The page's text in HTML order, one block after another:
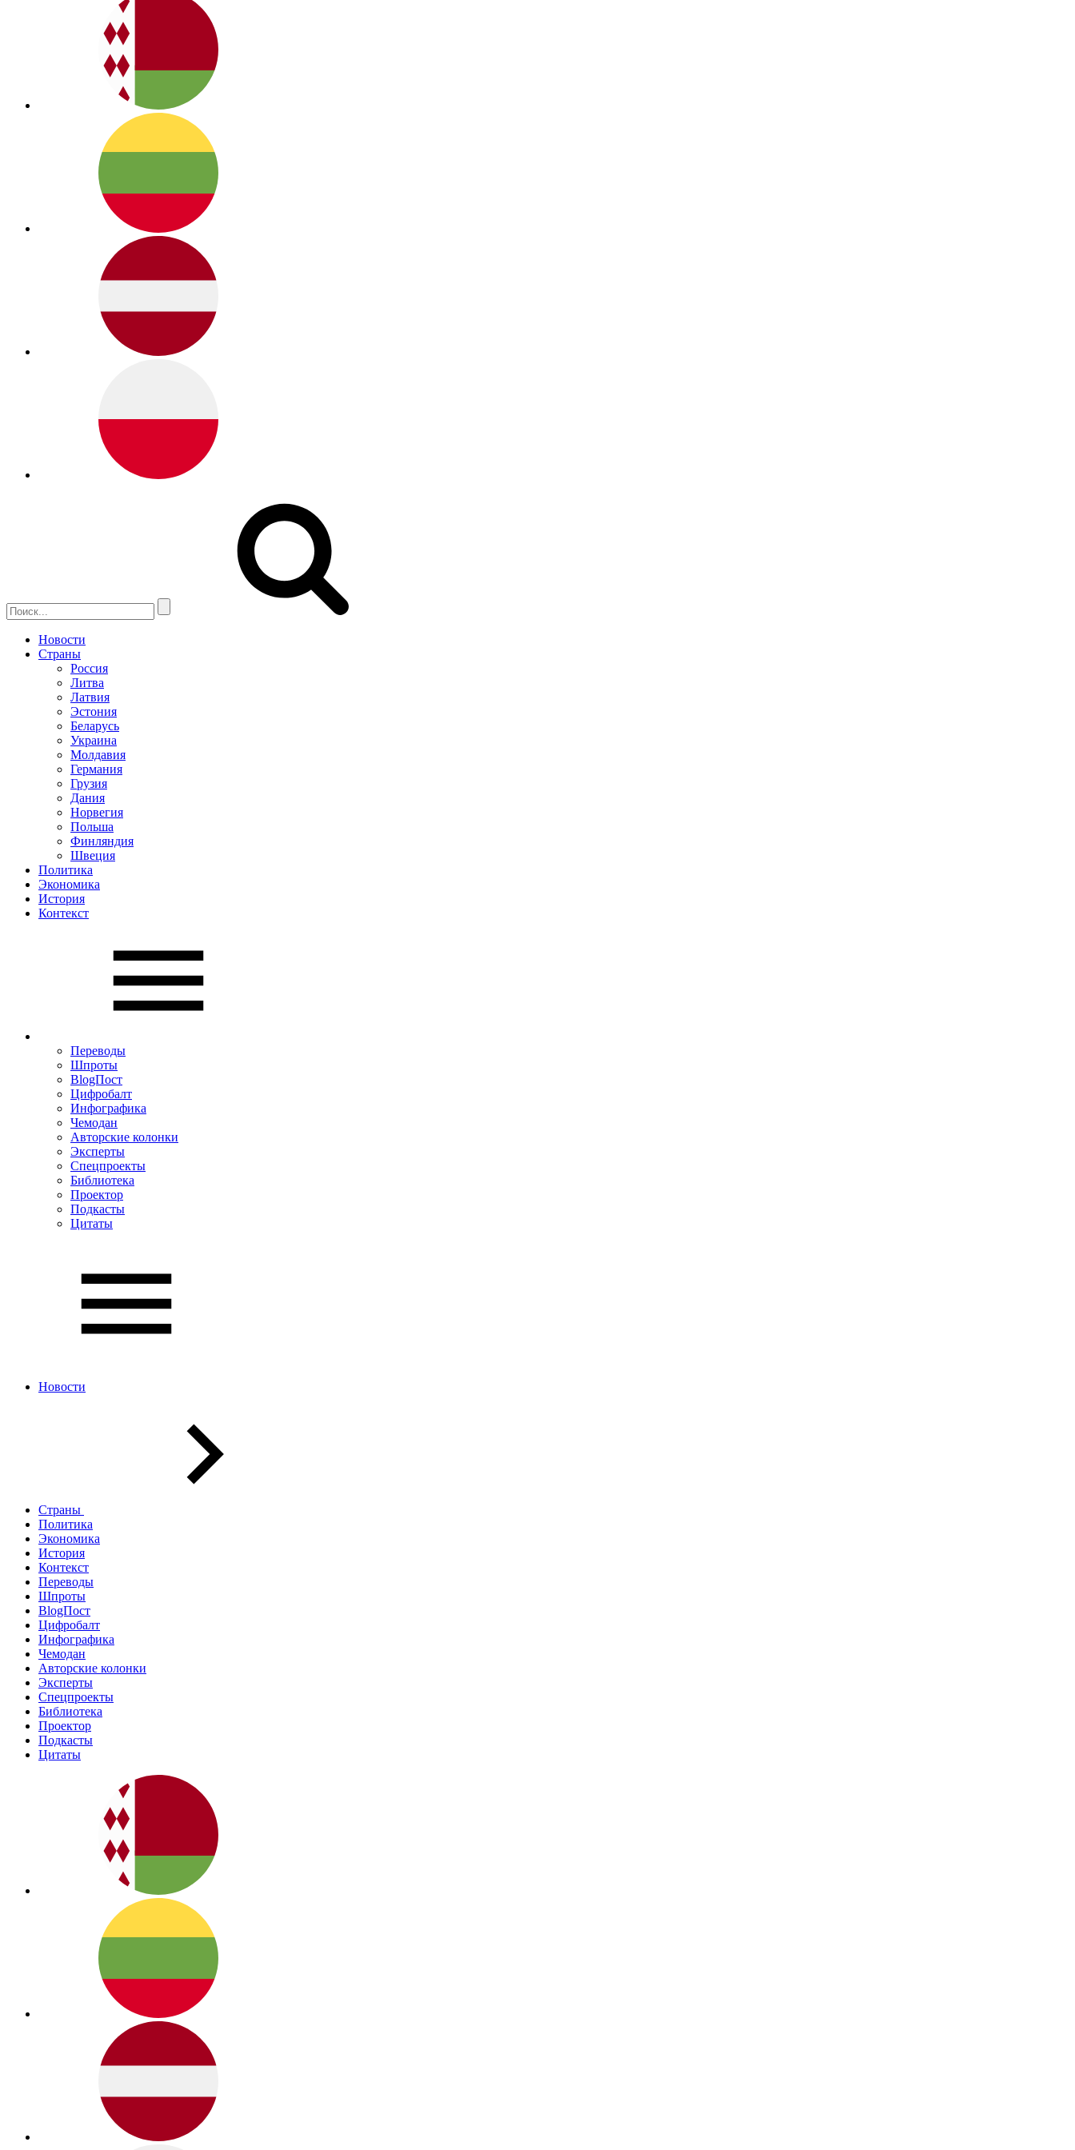
Новости
Страны
Россия
Литва
Латвия
Эстония
Беларусь
Украина
Молдавия
Германия
Грузия
Дания
Норвегия
Польша
Финляндия
Швеция
Политика
Экономика
История
Контекст
Переводы
Шпроты
BlogПост
Цифробалт
Инфографика
Чемодан
Авторские колонки
Эксперты
Спецпроекты
Библиотека
Проектор
Подкасты
Цитаты
Новости
Страны
Политика
Экономика
История
Контекст
Переводы
Шпроты
BlogПост
Цифробалт
Инфографика
Чемодан
Авторские колонки
Эксперты
Спецпроекты
Библиотека
Проектор
Подкасты
Цитаты